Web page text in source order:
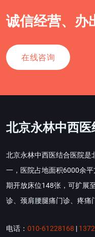
诚信经营、办
在线咨询
北京永林中西医
北京永林中西医结合医院是
一，医院占地面积6000余
期开放床位148张，可扩展
诊、颈肩腰腿痛门诊、疼痛
电话： 010-61228168 |